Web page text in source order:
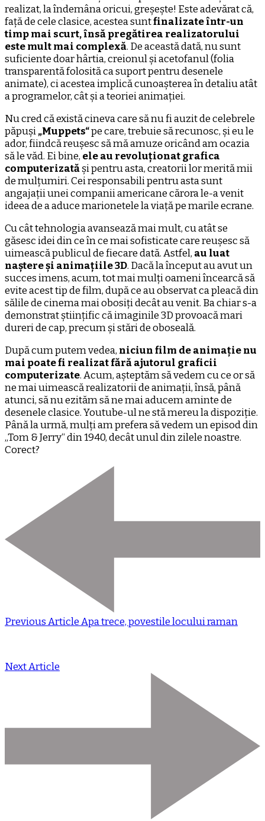
realizat, la îndemâna oricui, greșește! Este adevărat că,
față de cele clasice, acestea suntfinalizate într-un
timp mai scurt, însă pregătirea realizatorului
este mult mai complexă. De această dată, nu sunt
suficiente doar hârtia, creionul și acetofanul (folia
transparentă folosită ca suport pentru desenele
animate), ci acestea implică cunoașterea în detaliu atât
a programelor, cât și a teoriei animației.
Nu cred că există cineva care să nu fi auzit de celebrele
păpuși„Muppets“pe care, trebuie să recunosc, și eu le
ador, fiindcă reușesc să mă amuze oricând am ocazia
să le văd. Ei bine, ele au revoluționat grafica
computerizatăși pentru asta, creatorii lor merită mii
de mulțumiri. Cei responsabili pentru asta sunt
angajații unei companii americane cărora le-a venit
ideea de a aduce marionetele la viață pe marile ecrane.
Cu cât tehnologia avansează mai mult, cu atât se
găsesc idei din ce în ce mai sofisticate care reușesc să
uimească publicul de fiecare dată. Astfel, au luat
naștere și animațiile 3D. Dacă la început au avut un
succes imens, acum, tot mai mulți oameni încearcă să
evite acest tip de film, după ce au observat ca pleacă din
sălile de cinema mai obosiți decât au venit. Ba chiar s-a
demonstrat științific că imaginile 3D provoacă mari
dureri de cap, precum și stări de oboseală.
După cum putem vedea, niciun film de animație nu
mai poate fi realizat fără ajutorul graficii
computerizate. Acum, așteptăm să vedem cu ce or să
ne mai uimească realizatorii de animații, însă, până
atunci, să nu ezităm să ne mai aducem aminte de
desenele clasice. Youtube-ul ne stă mereu la dispoziție.
Până la urmă, mulți am prefera să vedem un episod din
„Tom & Jerry“ din 1940, decât unul din zilele noastre.
Corect?
Previous ArticleApa trece, povestile locului raman
Next Article